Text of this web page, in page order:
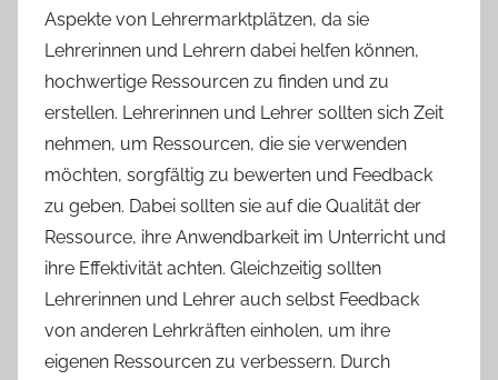
Aspekte von Lehrermarktplätzen, da sie
Lehrerinnen und Lehrern dabei helfen können,
hochwertige Ressourcen zu finden und zu
erstellen. Lehrerinnen und Lehrer sollten sich Zeit
nehmen, um Ressourcen, die sie verwenden
möchten, sorgfältig zu bewerten und Feedback
zu geben. Dabei sollten sie auf die Qualität der
Ressource, ihre Anwendbarkeit im Unterricht und
ihre Effektivität achten. Gleichzeitig sollten
Lehrerinnen und Lehrer auch selbst Feedback
von anderen Lehrkräften einholen, um ihre
eigenen Ressourcen zu verbessern. Durch